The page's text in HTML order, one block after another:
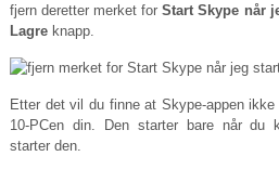
fjern deretter merket forStart Skype når
Lagreknapp.
Etter det vil du finne at Skype-appen
10-PCen din. Den starter bare når du
starter den.